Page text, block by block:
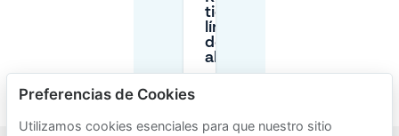
tienen
límites
de
altura?
Preferencias de Cookies
Utilizamos cookies esenciales para que nuestro sitio